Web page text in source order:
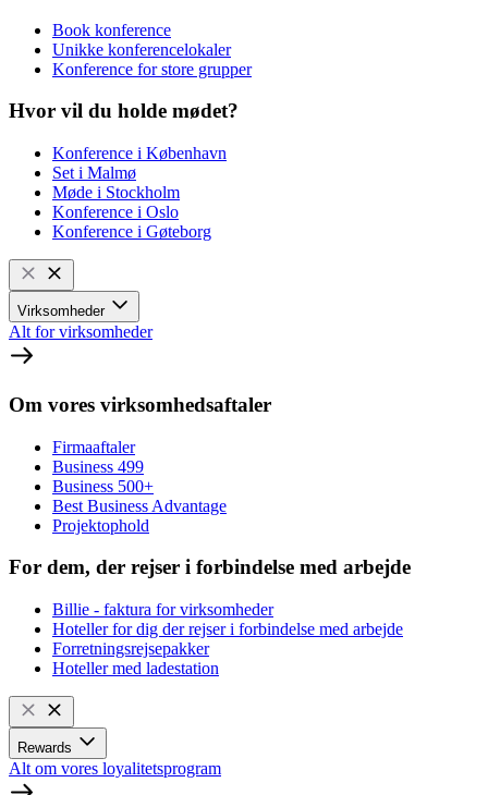
Book konference
Unikke konferencelokaler
Konference for store grupper
Hvor vil du holde mødet?
Konference i København
Set i Malmø
Møde i Stockholm
Konference i Oslo
Konference i Gøteborg
Virksomheder
Alt for virksomheder
Om vores virksomhedsaftaler
Firmaaftaler
Business 499
Business 500+
Best Business Advantage
Projektophold
For dem, der rejser i forbindelse med arbejde
Billie - faktura for virksomheder
Hoteller for dig der rejser i forbindelse med arbejde
Forretningsrejsepakker
Hoteller med ladestation
Rewards
Alt om vores loyalitetsprogram